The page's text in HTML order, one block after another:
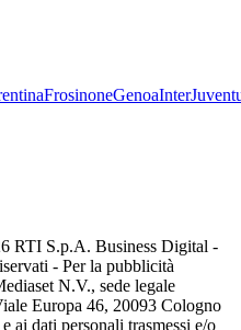
FrosinoneGenoaInter
RTI S.p.A. Business Digital -
- Per la pubblicità
N.V., sede legale
Europa 46, 20093 Cologno
ai dati personali trasmessi e/o